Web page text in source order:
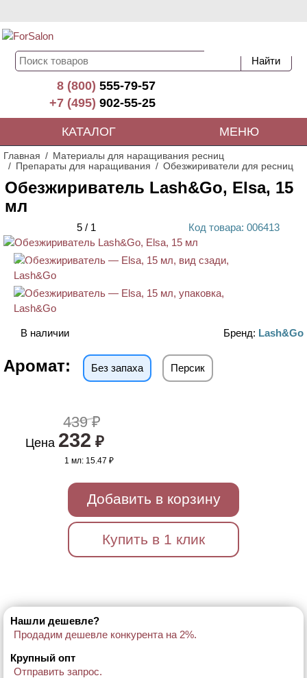
8 (800)555-79-57
+7 (495)902-55-25
КАТАЛОГ МЕНЮ
Главная
Материалы для наращивания ресниц
Препараты для наращивания
Обезжириватели для ресниц
Обезжириватель Lash&Go, Elsa, 15
мл
5 / 1 Код товара: 006413
АКЦИЯ
В наличии Бренд: Lash&Go
Аромат: Без запаха Персик
439 ₽
Цена 232 ₽
1 мл:15.47 ₽
Добавить в корзину
Купить в 1 клик
Нашли дешевле?
Продадим дешевле конкурента на 2%.
Крупный опт
Отправить запрос.